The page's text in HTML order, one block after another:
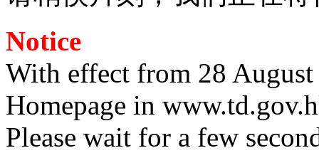
Notice
With effect from 28
Homepage in
Please wait for a few